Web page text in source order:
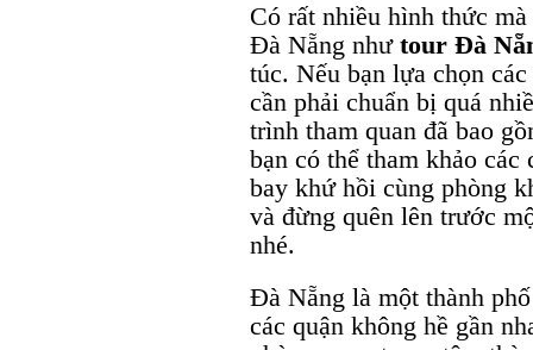
Có rất nhiều hình thức
Đà Nẵng như tour Đà
túc. Nếu bạn lựa chọn
cần phải chuẩn bị quá
trình tham quan đã bao
bạn có thể tham khảo
bay khứ hồi cùng phòng
và đừng quên lên trước
nhé.
Đà Nẵng là một thành
các quận không hề gần